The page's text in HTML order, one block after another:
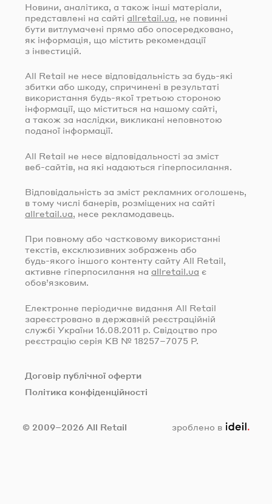
Новини, аналітика, а також інші матеріали,
представлені на сайті allretail.ua, не повинні
бути витлумачені прямо або опосередковано,
як інформація, що містить рекомендації
з інвестицій.
All Retail не несе відповідальність за будь-які
збитки або шкоду, спричинені в результаті
використання будь-якої третьою стороною
інформації, що міститься на нашому сайті,
а також за наслідки, викликані неповнотою
поданої інформації.
All Retail не несе відповідальності за зміст
веб-сайтів, на які надаються гіперпосилання.
Відповідальність за зміст рекламних оголошень,
в тому числі банерів, розміщених на сайті
allretail.ua, несе рекламодавець.
При повному або частковому використанні
текстів, ексклюзивних зображень або
будь-якого іншого контенту сайту All Retail,
активне гіперпосилання на allretail.ua є
обов’язковим.
Електронне періодичне видання All Retail
зареєстровано в державній реєстраційній
службі України 16.08.2011 р. Свідоцтво про
реєстрацію серія КВ № 18257–7075 Р.
Договір публічної оферти
Політика конфіденційності
© 2009–2026 All Retail зроблено в ideil.